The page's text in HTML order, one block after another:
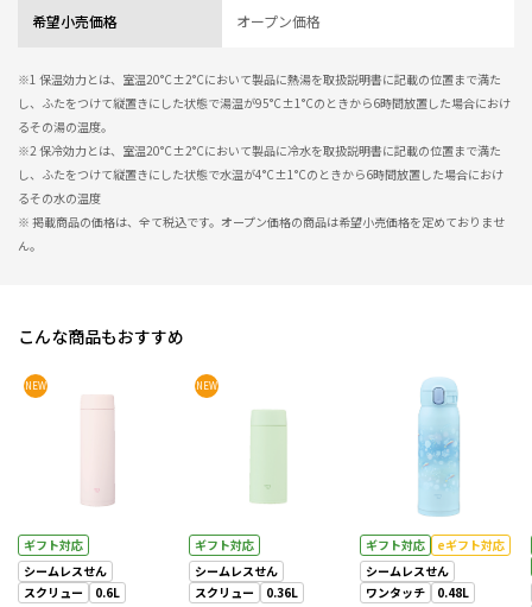
希望小売価格 オープン価格
※1 保温効力とは、室温20°C±2°Cにおいて製品に熱湯を取扱説明書に記載の位置まで満た
し、ふたをつけて縦置きにした状態で湯温が95°C±1°Cのときから6時間放置した場合におけ
るその湯の温度。
※2 保冷効力とは、室温20°C±2°Cにおいて製品に冷水を取扱説明書に記載の位置まで満た
し、ふたをつけて縦置きにした状態で水温が4°C±1°Cのときから6時間放置した場合におけ
るその水の温度
※ 掲載商品の価格は、全て税込です。オープン価格の商品は希望小売価格を定めておりませ
ん。
こんな商品もおすすめ
NEW
ギフト対応
シームレスせん
スクリュー
0.6L
NEW
ギフト対応
シームレスせん
スクリュー
0.36L
ギフト対応
eギフト対応
シームレスせん
ワンタッチ
0.48L